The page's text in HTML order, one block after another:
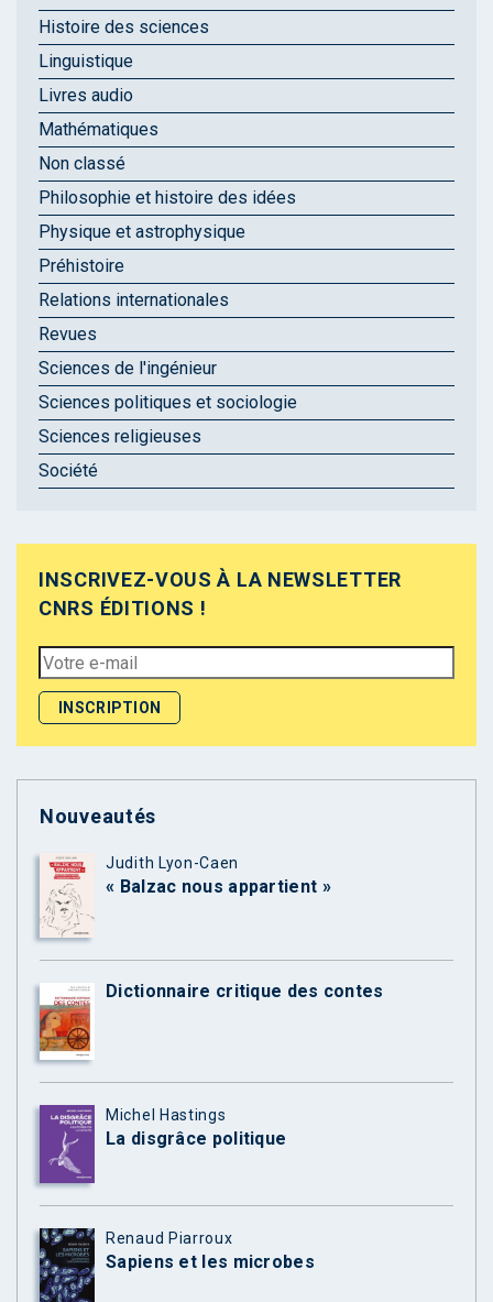
Histoire des sciences
Linguistique
Livres audio
Mathématiques
Non classé
Philosophie et histoire des idées
Physique et astrophysique
Préhistoire
Relations internationales
Revues
Sciences de l'ingénieur
Sciences politiques et sociologie
Sciences religieuses
Société
INSCRIVEZ-VOUS À LA NEWSLETTER
CNRS ÉDITIONS !
Nouveautés
Judith Lyon-Caen
« Balzac nous appartient »
Dictionnaire critique des contes
Michel Hastings
La disgrâce politique
Renaud Piarroux
Sapiens et les microbes